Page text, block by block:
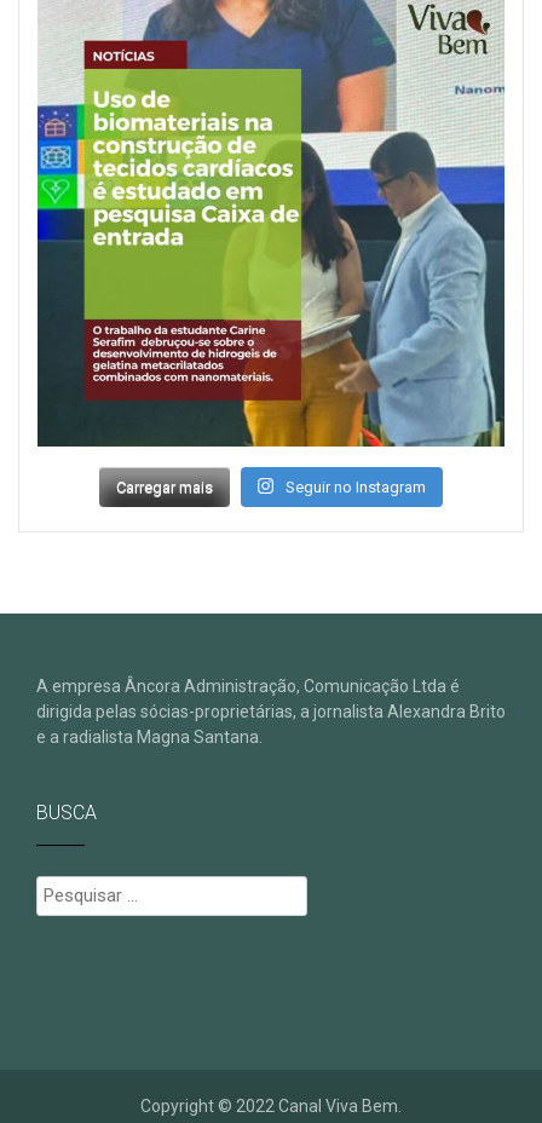
Carregar mais Seguir no Instagram
A empresa Âncora Administração, Comunicação Ltda é
dirigida pelas sócias-proprietárias, a jornalista Alexandra Brito
e a radialista Magna Santana.
BUSCA
Pesquisar
por:
Copyright © 2022 Canal Viva Bem.